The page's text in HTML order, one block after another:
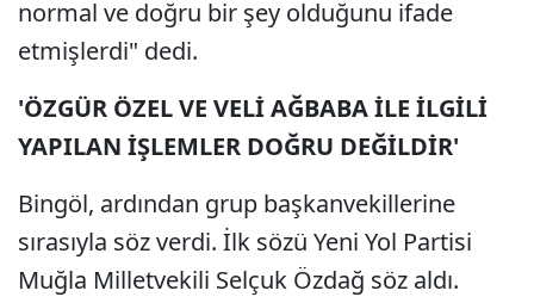
normal ve doğru bir şey olduğunu ifade
etmişlerdi" dedi.
'ÖZGÜR ÖZEL VE VELİ AĞBABA İLE İLGİLİ
YAPILAN İŞLEMLER DOĞRU DEĞİLDİR'
Bingöl, ardından grup başkanvekillerine
sırasıyla söz verdi. İlk sözü Yeni Yol Partisi
Muğla Milletvekili Selçuk Özdağ söz aldı.